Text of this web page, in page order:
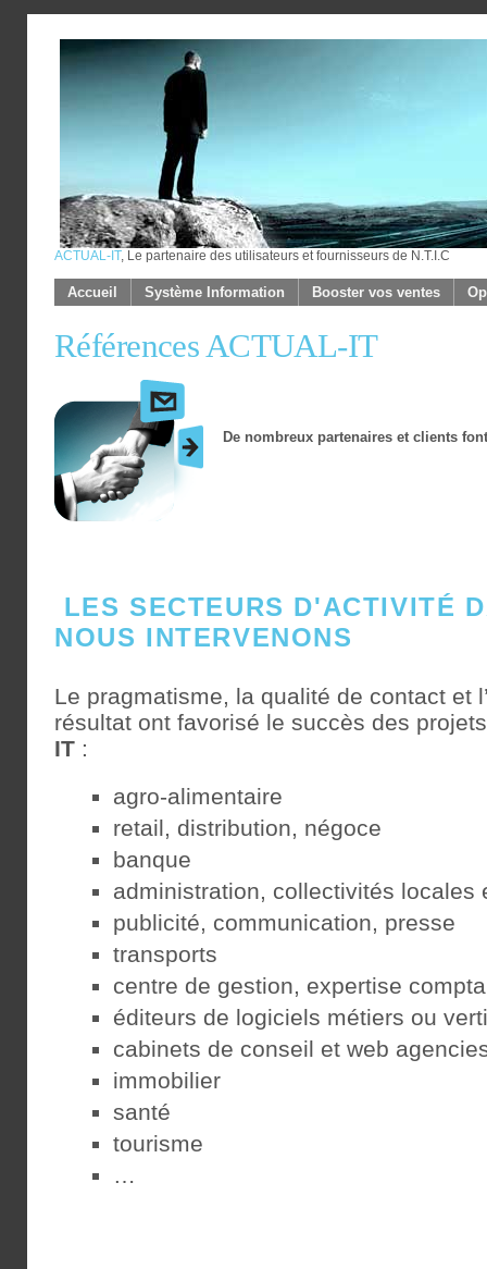
ACTUAL-IT, Le partenaire des utilisateurs et fournisseurs de N.T.I.C
Accueil Système Information Booster vos ventes
Références ACTUAL-IT
De nombreux partenaires et clients
LES SECTEURS D'ACTIVITÉ
NOUS INTERVENONS
Le pragmatisme, la qualité de contact et
résultat ont favorisé le succès des
IT :
agro-alimentaire
retail, distribution, négoce
banque
administration, collectivités locales
publicité, communication, presse
transports
centre de gestion, expertise
éditeurs de logiciels métiers ou
cabinets de conseil et web
immobilier
santé
tourisme
…